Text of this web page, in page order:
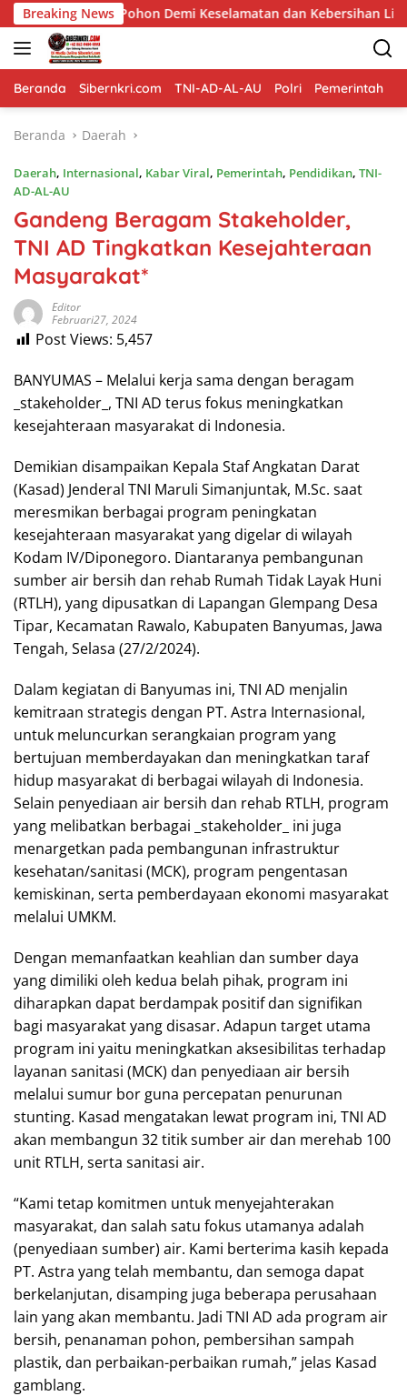
Langsung
ke
konten
Breaking News
Pohon Demi Keselamatan dan Kebersihan Lingkungan
Beranda Sibernkri.com TNI-AD-AL-AU Polri Pemerintah
Beranda Daerah
Daerah, Internasional, Kabar Viral, Pemerintah, Pendidikan, TNI-
AD-AL-AU
Gandeng Beragam Stakeholder,
TNI AD Tingkatkan Kesejahteraan
Masyarakat*
Editor
Februari27, 2024
Post Views: 5,457
BANYUMAS – Melalui kerja sama dengan beragam
_stakeholder_, TNI AD terus fokus meningkatkan
kesejahteraan masyarakat di Indonesia.
Demikian disampaikan Kepala Staf Angkatan Darat
(Kasad) Jenderal TNI Maruli Simanjuntak, M.Sc. saat
meresmikan berbagai program peningkatan
kesejahteraan masyarakat yang digelar di wilayah
Kodam IV/Diponegoro. Diantaranya pembangunan
sumber air bersih dan rehab Rumah Tidak Layak Huni
(RTLH), yang dipusatkan di Lapangan Glempang Desa
Tipar, Kecamatan Rawalo, Kabupaten Banyumas, Jawa
Tengah, Selasa (27/2/2024).
Dalam kegiatan di Banyumas ini, TNI AD menjalin
kemitraan strategis dengan PT. Astra Internasional,
untuk meluncurkan serangkaian program yang
bertujuan memberdayakan dan meningkatkan taraf
hidup masyarakat di berbagai wilayah di Indonesia.
Selain penyediaan air bersih dan rehab RTLH, program
yang melibatkan berbagai _stakeholder_ ini juga
menargetkan pada pembangunan infrastruktur
kesehatan/sanitasi (MCK), program pengentasan
kemiskinan, serta pemberdayaan ekonomi masyarakat
melalui UMKM.
Dengan memanfaatkan keahlian dan sumber daya
yang dimiliki oleh kedua belah pihak, program ini
diharapkan dapat berdampak positif dan signifikan
bagi masyarakat yang disasar. Adapun target utama
program ini yaitu meningkatkan aksesibilitas terhadap
layanan sanitasi (MCK) dan penyediaan air bersih
melalui sumur bor guna percepatan penurunan
stunting. Kasad mengatakan lewat program ini, TNI AD
akan membangun 32 titik sumber air dan merehab 100
unit RTLH, serta sanitasi air.
“Kami tetap komitmen untuk menyejahterakan
masyarakat, dan salah satu fokus utamanya adalah
(penyediaan sumber) air. Kami berterima kasih kepada
PT. Astra yang telah membantu, dan semoga dapat
berkelanjutan, disamping juga beberapa perusahaan
lain yang akan membantu. Jadi TNI AD ada program air
bersih, penanaman pohon, pembersihan sampah
plastik, dan perbaikan-perbaikan rumah,” jelas Kasad
gamblang.